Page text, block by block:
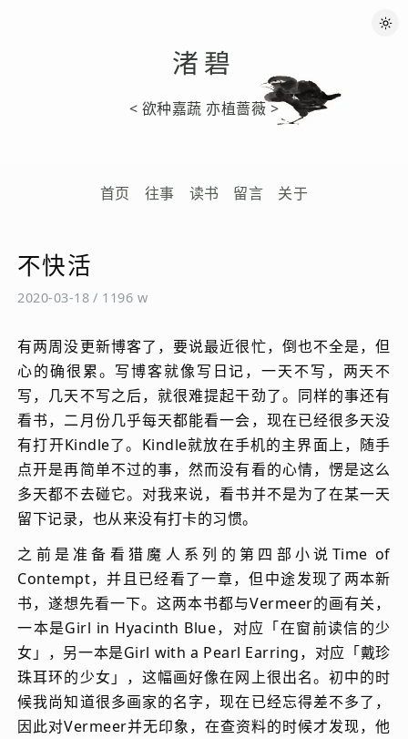
渚碧
< 欲种嘉蔬 亦植蔷薇 >
首页 往事 读书 留言 关于
不快活
2020-03-18/ 1196 w
有两周没更新博客了，要说最近很忙，倒也不全是，但
心的确很累。写博客就像写日记，一天不写，两天不
写，几天不写之后，就很难提起干劲了。同样的事还有
看书，二月份几乎每天都能看一会，现在已经很多天没
有打开Kindle了。Kindle就放在手机的主界面上，随手
点开是再简单不过的事，然而没有看的心情，愣是这么
多天都不去碰它。对我来说，看书并不是为了在某一天
留下记录，也从来没有打卡的习惯。
之前是准备看猎魔人系列的第四部小说Time of
Contempt，并且已经看了一章，但中途发现了两本新
书，遂想先看一下。这两本书都与Vermeer的画有关，
一本是Girl in Hyacinth Blue，对应「在窗前读信的少
女」，另一本是Girl with a Pearl Earring，对应「戴珍
珠耳环的少女」，这幅画好像在网上很出名。初中的时
候我尚知道很多画家的名字，现在已经忘得差不多了，
因此对Vermeer并无印象，在查资料的时候才发现，他